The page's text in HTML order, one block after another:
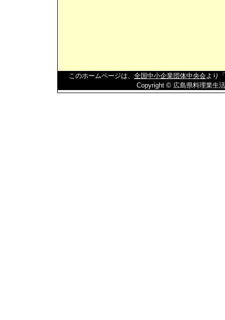
このホームページは、 全国中小企業団体中央会より
Copyright © 広島県料理業生